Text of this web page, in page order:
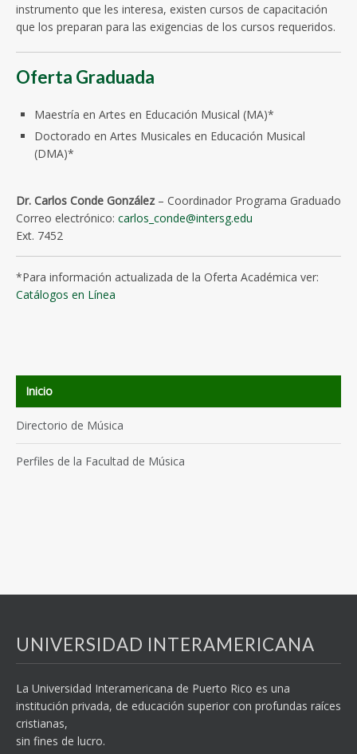
instrumento que les interesa, existen cursos de capacitación
que los preparan para las exigencias de los cursos requeridos.
Oferta Graduada
Maestría en Artes en Educación Musical (MA)*
Doctorado en Artes Musicales en Educación Musical
(DMA)*
Dr. Carlos Conde González – Coordinador Programa Graduado
Correo electrónico: carlos_conde@intersg.edu
Ext. 7452
*Para información actualizada de la Oferta Académica ver:
Catálogos en Línea
Inicio
Directorio de Música
Perfiles de la Facultad de Música
UNIVERSIDAD INTERAMERICANA
La Universidad Interamericana de Puerto Rico es una
institución privada, de educación superior con profundas raíces
cristianas,
sin fines de lucro.